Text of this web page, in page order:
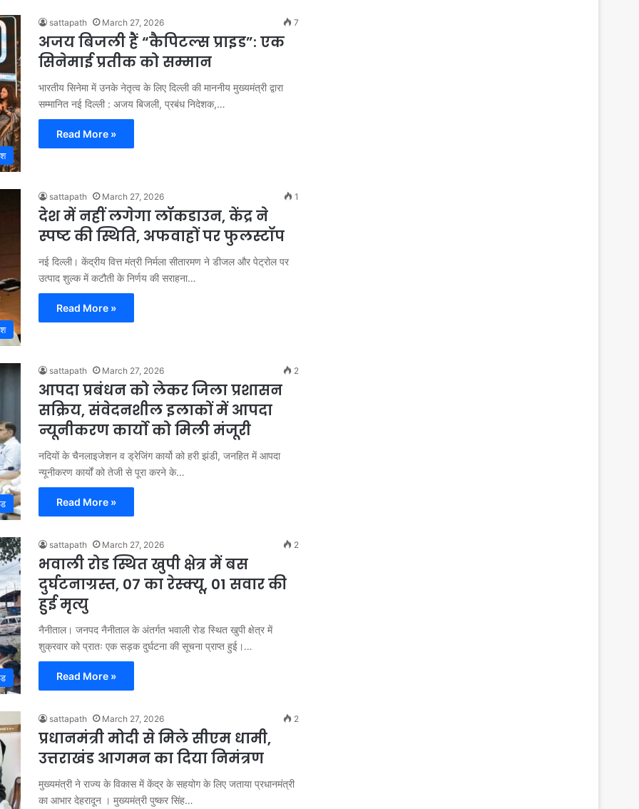
sattapath March 27, 2026 7
अजय बिजली हैं “कैपिटल्स प्राइड”: एक
सिनेमाई प्रतीक को सम्मान
भारतीय सिनेमा में उनके नेतृत्व के लिए दिल्ली की माननीय मुख्यमंत्री द्वारा
सम्मानित नई दिल्ली : अजय बिजली, प्रबंध निदेशक,…
Read More »
sattapath March 27, 2026 1
देश में नहीं लगेगा लॉकडाउन, केंद्र ने
स्पष्ट की स्थिति, अफवाहों पर फुलस्टॉप
नई दिल्ली। केंद्रीय वित्त मंत्री निर्मला सीतारमण ने डीजल और पेट्रोल पर
उत्पाद शुल्क में कटौती के निर्णय की सराहना…
Read More »
sattapath March 27, 2026 2
आपदा प्रबंधन को लेकर जिला प्रशासन
सक्रिय, संवेदनशील इलाकों में आपदा
न्यूनीकरण कार्यो को मिली मंजूरी
नदियों के चैनलाइजेशन व ड्रेजिंग कार्यो को हरी झंडी, जनहित में आपदा
न्यूनीकरण कार्यों को तेजी से पूरा करने के…
Read More »
sattapath March 27, 2026 2
भवाली रोड स्थित खुपी क्षेत्र में बस
दुर्घटनाग्रस्त, 07 का रेस्क्यू, 01 सवार की
हुई मृत्यु
नैनीताल। जनपद नैनीताल के अंतर्गत भवाली रोड स्थित खुपी क्षेत्र में
शुक्रवार को प्रातः एक सड़क दुर्घटना की सूचना प्राप्त हुई।…
Read More »
sattapath March 27, 2026 2
प्रधानमंत्री मोदी से मिले सीएम धामी,
उत्तराखंड आगमन का दिया निमंत्रण
मुख्यमंत्री ने राज्य के विकास में केंद्र के सहयोग के लिए जताया प्रधानमंत्री
का आभार देहरादून । मुख्यमंत्री पुष्कर सिंह…